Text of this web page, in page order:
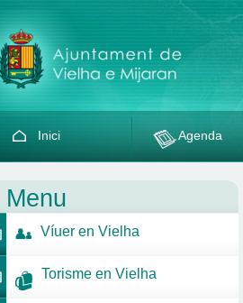
Inici Agenda
Menu
Víuer en Vielha
Torisme en Vielha